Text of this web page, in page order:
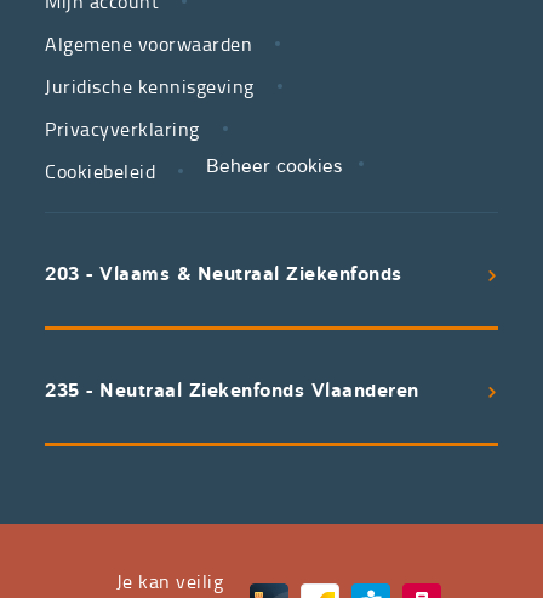
partner
in
zorg.
We
voorwaarden
uitstekend
waarvan
Algemene voorwaarden
Juridische kennisgeving
Privacyverklaring
Cookiebeleid
Beheer cookies
203 - Vlaams & Neutraal Ziekenfonds
235 - Neutraal Ziekenfonds Vlaanderen
Je kan veilig